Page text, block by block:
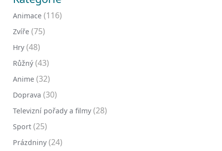
Animace (116)
Zvíře (75)
Hry (48)
Růžný (43)
Anime (32)
Doprava (30)
Televizní pořady a filmy (28)
Sport (25)
Prázdniny (24)